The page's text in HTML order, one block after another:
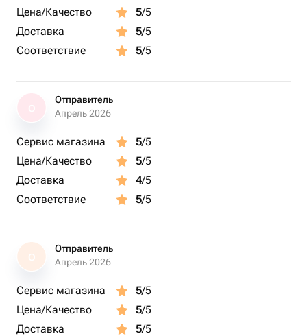
Цена/Качество
5/5
Доставка
5/5
Соответствие
5/5
Отправитель
Апрель 2026
Сервис магазина 5/5
Цена/Качество
5/5
Доставка
4/5
Соответствие
5/5
О
Отправитель
Апрель 2026
Сервис магазина 5/5
Цена/Качество
5/5
Доставка
5/5